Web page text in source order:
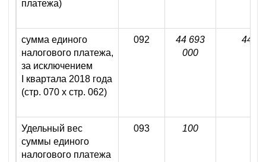
платежа)
сумма единого
налогового платежа,
за исключением
I квартала 2018 года
(стр. 070 х стр. 062)
092
44 693
000
44
Удельный вес
суммы единого
налогового платежа
093 100